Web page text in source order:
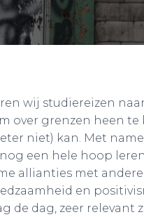
wij studiereizen
over grenzen heen
niet) kan. Met
een hele hoop
allianties met
en
de dag, zeer relevant